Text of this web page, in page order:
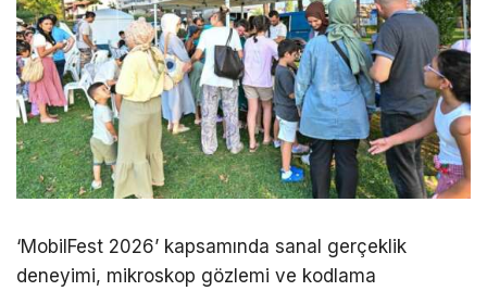
‘MobilFest 2026’ kapsamında sanal gerçeklik
deneyimi, mikroskop gözlemi ve kodlama